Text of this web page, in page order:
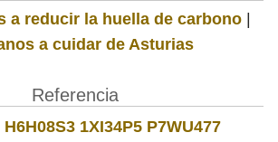
a reducir la huella de carbono|
a cuidar de Asturias
Referencia
1XI34P5 P7WU477